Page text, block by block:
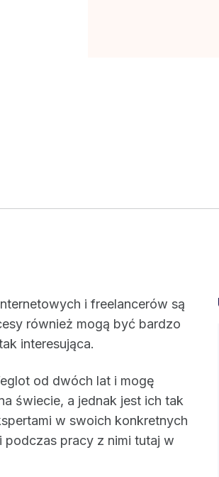
i freelancerów są
również mogą być bardzo
interesująca.
od dwóch lat i mogę
świecie, a jednak jest ich tak
w swoich konkretnych
podczas pracy z nimi tutaj w